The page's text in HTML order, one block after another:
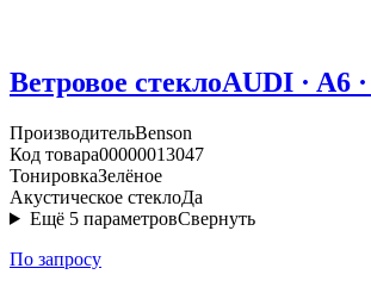
Ветровое стеклоAUDI · A6
ПроизводительBenson
Код товара00000013047
ТонировкаЗелёное
Акустическое стеклоДа
Ещё 5 параметровСвернуть
По запросу